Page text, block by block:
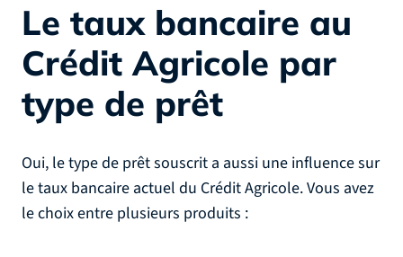
Le taux bancaire au
Crédit Agricole par
type de prêt
Oui, le type de prêt souscrit a aussi une influence sur
le taux bancaire actuel du Crédit Agricole. Vous avez
le choix entre plusieurs produits :